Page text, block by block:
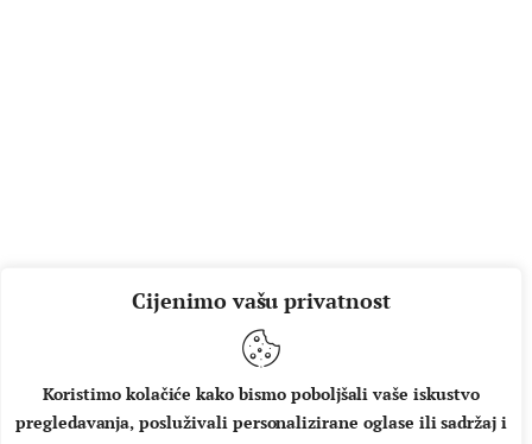
Cijenimo vašu privatnost
Koristimo kolačiće kako bismo poboljšali vaše iskustvo
pregledavanja, posluživali personalizirane oglase ili sadržaj i
O NAMA IMPRESSUM UVJETI KORIŠTENJA